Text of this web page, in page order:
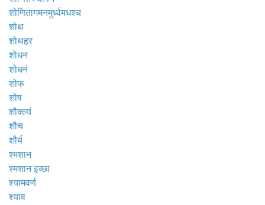
शोणितागमनमुर्ध्वमधश्च
शोथ
शोथहर
शोधन
शोधनं
शोफ
शोष
शौक्ल्यं
शौच
शौर्य
श्मशान
श्मशान इच्छा
श्यामवर्ण
श्याव